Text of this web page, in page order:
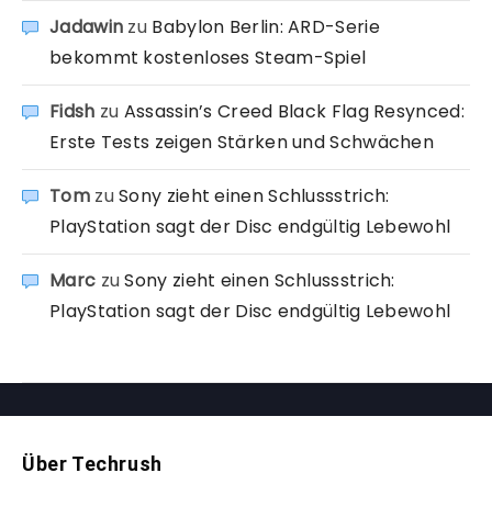
Jadawin zu Babylon Berlin: ARD-Serie
bekommt kostenloses Steam-Spiel
Fidsh zu Assassin’s Creed Black Flag Resynced:
Erste Tests zeigen Stärken und Schwächen
TomzuSony zieht einen Schlussstrich:
PlayStation sagt der Disc endgültig Lebewohl
Marc zuSony zieht einen Schlussstrich:
PlayStation sagt der Disc endgültig Lebewohl
Über Techrush